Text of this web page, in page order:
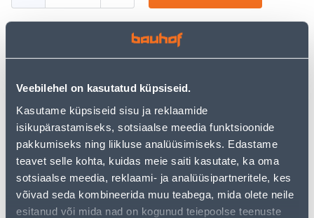
Veebilehel on kasutatud küpsiseid.
Kasutame küpsiseid sisu ja reklaamide
isikupärastamiseks, sotsiaalse meedia funktsioonide
pakkumiseks ning liikluse analüüsimiseks. Edastame
teavet selle kohta, kuidas meie saiti kasutate, ka oma
sotsiaalse meedia, reklaami- ja analüüsipartneritele, kes
võivad seda kombineerida muu teabega, mida olete neile
esitanud või mida nad on kogunud teiepoolse teenuste
• 14-päevane tagastusõigus.
• HANKIJA LAOST TELLITAV TOODE
Eeldatav kojuvedu 4,19 € al. 24.08.2026